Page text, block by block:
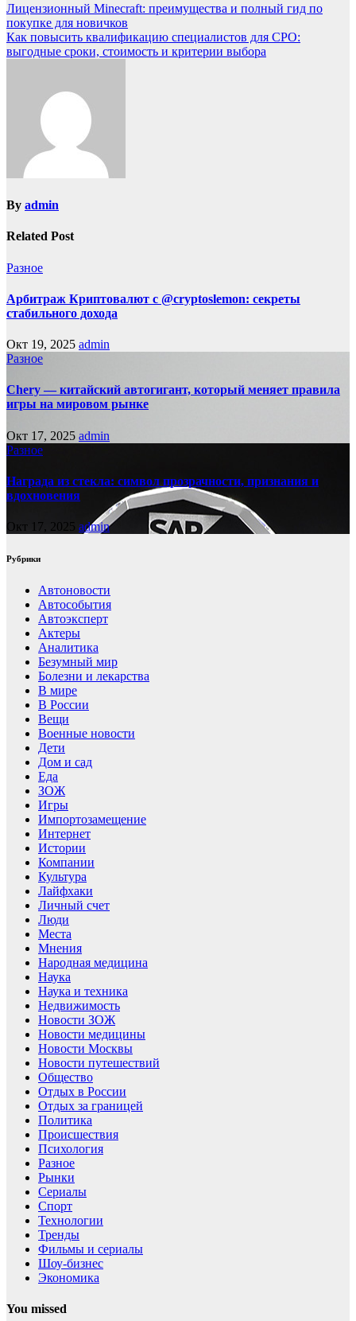
Лицензионный Minecraft: преимущества и полный гид по
покупке для новичков
Как повысить квалификацию специалистов для СРО:
выгодные сроки, стоимость и критерии выбора
By admin
Related Post
Разное
Арбитраж Криптовалют с @cryptoslemon: секреты
стабильного дохода
Окт 19, 2025 admin
Разное
Chery — китайский автогигант, который меняет правила
игры на мировом рынке
Окт 17, 2025 admin
Разное
Награда из стекла: символ прозрачности, признания и
вдохновения
Окт 17, 2025 admin
Рубрики
Автоновости
Автособытия
Автоэксперт
Актеры
Аналитика
Безумный мир
Болезни и лекарства
В мире
В России
Вещи
Военные новости
Дети
Дом и сад
Еда
ЗОЖ
Игры
Импортозамещение
Интернет
Истории
Компании
Культура
Лайфхаки
Личный счет
Люди
Места
Мнения
Народная медицина
Наука
Наука и техника
Недвижимость
Новости ЗОЖ
Новости медицины
Новости Москвы
Новости путешествий
Общество
Отдых в России
Отдых за границей
Политика
Происшествия
Психология
Разное
Рынки
Сериалы
Спорт
Технологии
Тренды
Фильмы и сериалы
Шоу-бизнес
Экономика
You missed